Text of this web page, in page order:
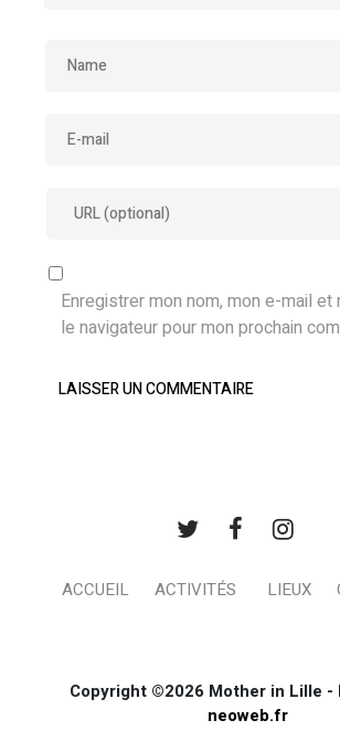
Enregistrer mon nom, mon e-mail
le navigateur pour mon prochain
ACCUEIL ACTIVITÉS LIEUX
Copyright ©2026 Mother in Lille -
neoweb.fr